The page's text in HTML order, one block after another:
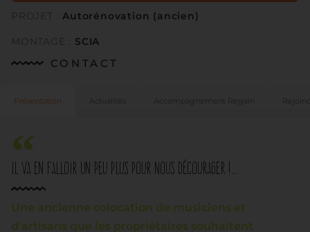
PROJET :Autorénovation (ancien)
MONTAGE : SCIA
CONTACT
Présentation Actualités Accompagnement Regain
Il va en falloir un peu plus pour nous décourager !...
Une ancienne colocation de musiciens et
d'artisans que les propriétaires souhaitent